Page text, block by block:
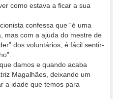
como estava a ficar a sua
confessa que “é uma
mas com a ajuda do mestre de
dos voluntários, é fácil sentir-
damos e quando acaba
Magalhães, deixando um
a idade que temos para